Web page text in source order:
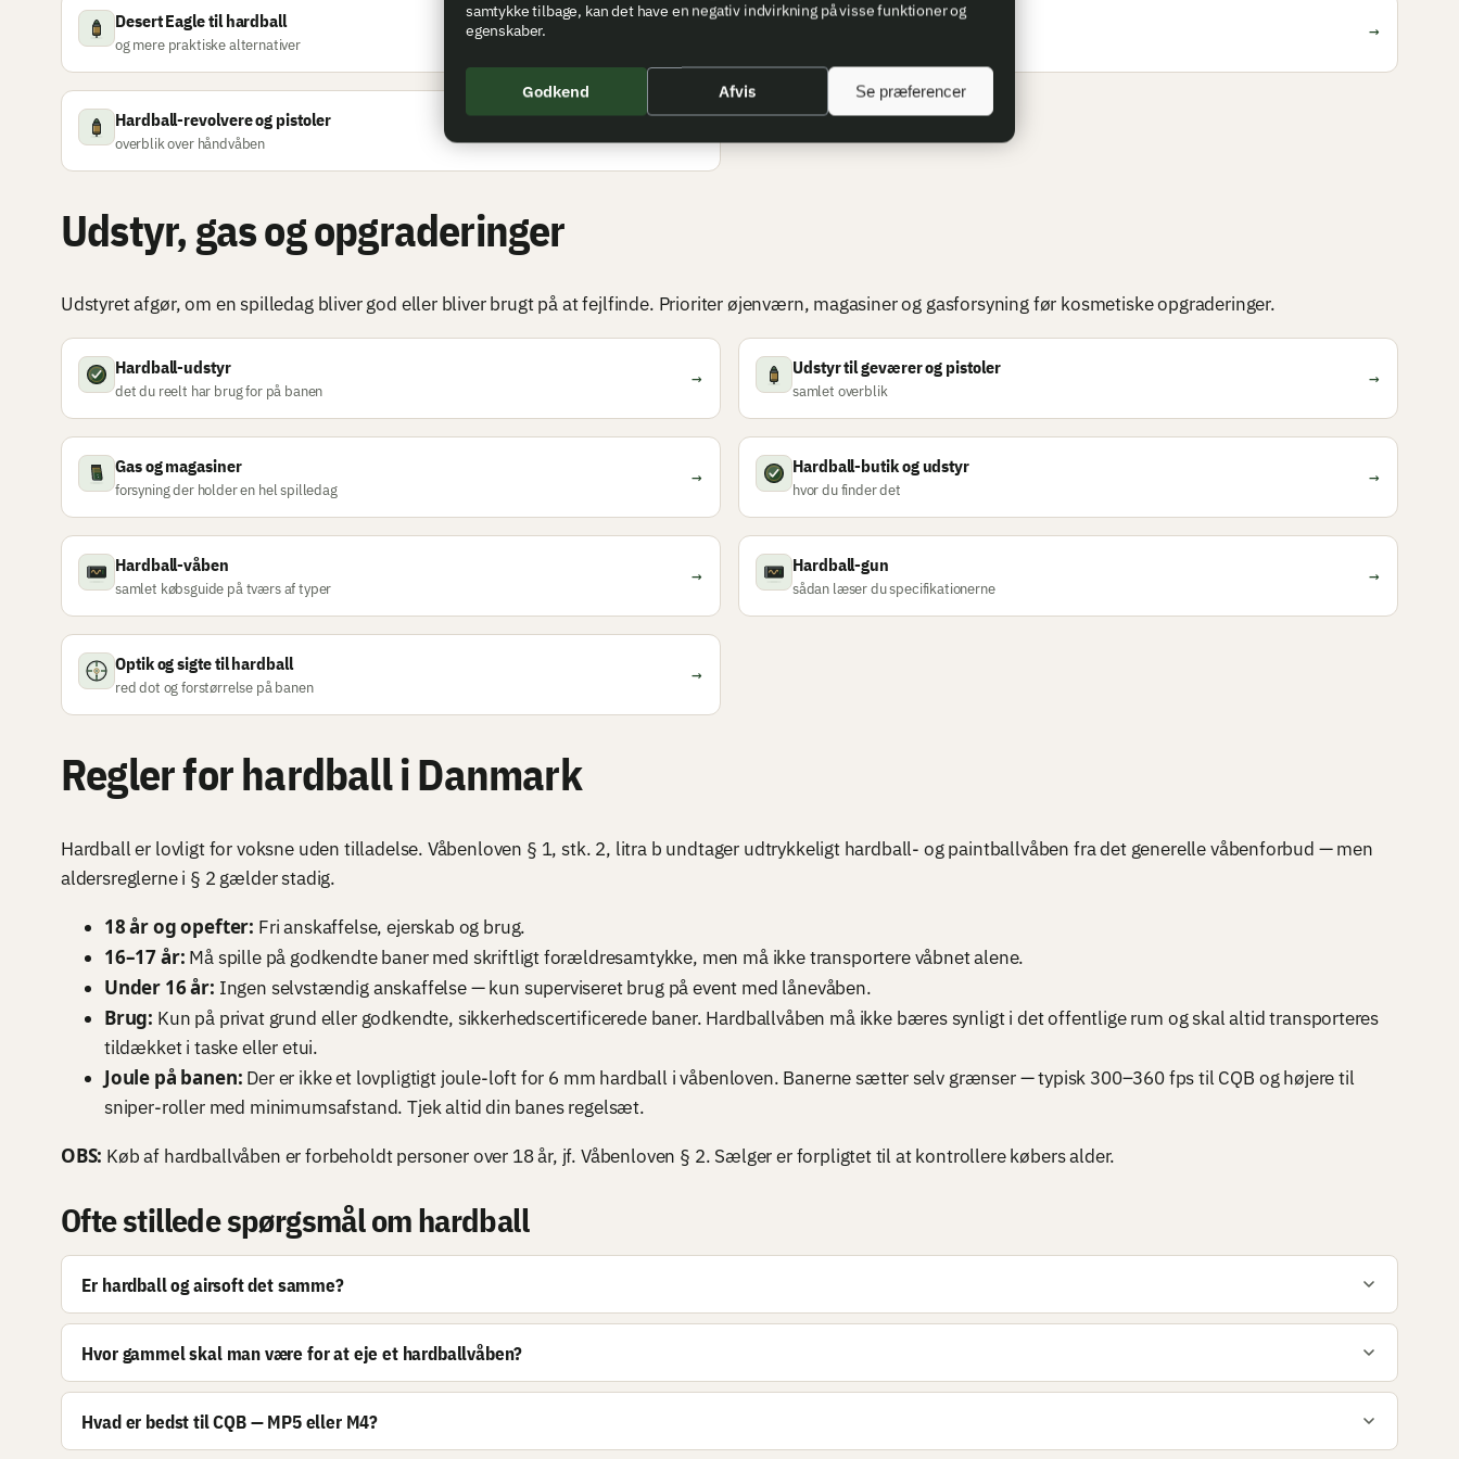
samtykke tilbage, kan det have en negativ indvirkning på visse funktioner og
egenskaber.
Godkend Afvis Se præferencer
Desert Eagle til hardball
og mere praktiske alternativer
Walther PPK til hardball →
Hardball-revolvere og pistoler
overblik over håndvåben
Udstyr, gas og opgraderinger
Udstyret afgør, om en spilledag bliver god eller bliver brugt på at fejlfinde. Prioriter øjenværn, magasiner og gasforsyning før kosmetiske opgraderinger.
Hardball-udstyr
det du reelt har brug for på banen
→ Udstyr til geværer og pistoler
samlet overblik
→
Gas og magasiner
forsyning der holder en hel spilledag
→ Hardball-butik og udstyr
hvor du finder det
→
Hardball-våben
samlet købsguide på tværs af typer
→ Hardball-gun
sådan læser du specifikationerne
→
Optik og sigte til hardball
red dot og forstørrelse på banen
→
Regler for hardball i Danmark
Hardball er lovligt for voksne uden tilladelse. Våbenloven § 1, stk. 2, litra b undtager udtrykkeligt hardball- og paintballvåben fra det generelle våbenforbud — men
aldersreglerne i § 2 gælder stadig.
18 år og opefter: Fri anskaffelse, ejerskab og brug.
16–17 år: Må spille på godkendte baner med skriftligt forældresamtykke, men må ikke transportere våbnet alene.
Under 16 år: Ingen selvstændig anskaffelse — kun superviseret brug på event med lånevåben.
Brug: Kun på privat grund eller godkendte, sikkerhedscertificerede baner. Hardballvåben må ikke bæres synligt i det offentlige rum og skal altid transporteres
tildækket i taske eller etui.
Joule på banen: Der er ikke et lovpligtigt joule-loft for 6 mm hardball i våbenloven. Banerne sætter selv grænser — typisk 300–360 fps til CQB og højere til
sniper-roller med minimumsafstand. Tjek altid din banes regelsæt.
OBS: Køb af hardballvåben er forbeholdt personer over 18 år, jf. Våbenloven § 2. Sælger er forpligtet til at kontrollere købers alder.
Ofte stillede spørgsmål om hardball
Er hardball og airsoft det samme?
Hvor gammel skal man være for at eje et hardballvåben?
Hvad er bedst til CQB — MP5 eller M4?